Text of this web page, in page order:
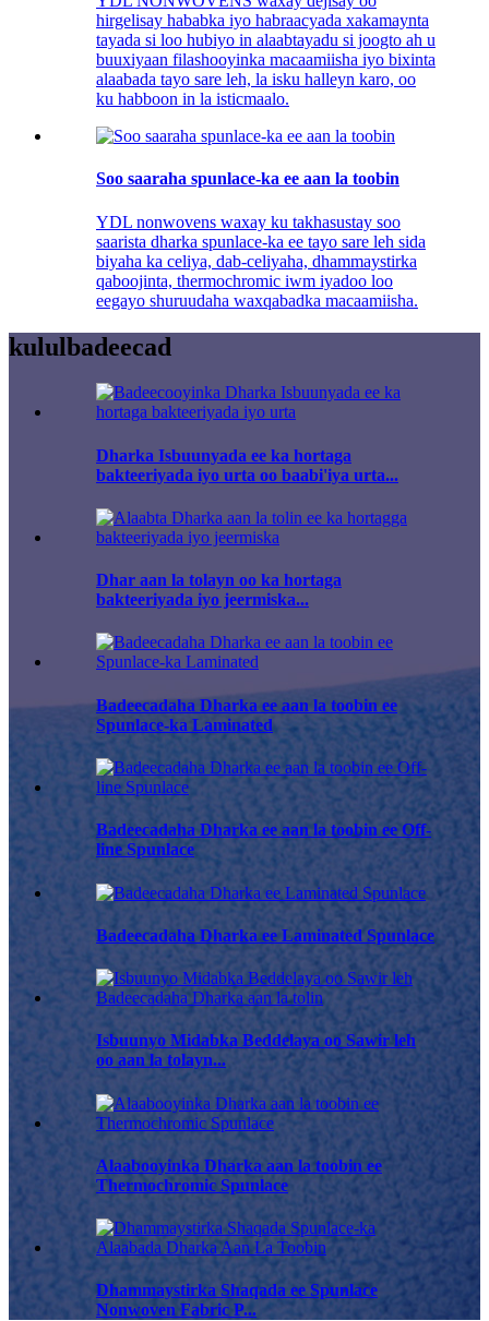
hirgelisay hababka iyo habraacyada xakamaynta
tayada si loo hubiyo in alaabtayadu si joogto ah u
buuxiyaan filashooyinka macaamiisha iyo bixinta
alaabada tayo sare leh, la isku halleyn karo, oo
ku habboon in la isticmaalo.
Soo saaraha spunlace-ka ee aan la toobin
YDL nonwovens waxay ku takhasustay soo
saarista dharka spunlace-ka ee tayo sare leh sida
biyaha ka celiya, dab-celiyaha, dhammaystirka
qaboojinta, thermochromic iwm iyadoo loo
eegayo shuruudaha waxqabadka macaamiisha.
kululbadeecad
Dharka Isbuunyada ee ka hortaga
bakteeriyada iyo urta oo baabi'iya urta...
Dhar aan la tolayn oo ka hortaga
bakteeriyada iyo jeermiska...
Badeecadaha Dharka ee aan la toobin ee
Spunlace-ka Laminated
Badeecadaha Dharka ee aan la toobin ee Off-
line Spunlace
Badeecadaha Dharka ee Laminated Spunlace
Isbuunyo Midabka Beddelaya oo Sawir leh
oo aan la tolayn...
Alaabooyinka Dharka aan la toobin ee
Thermochromic Spunlace
Dhammaystirka Shaqada ee Spunlace
Nonwoven Fabric P...